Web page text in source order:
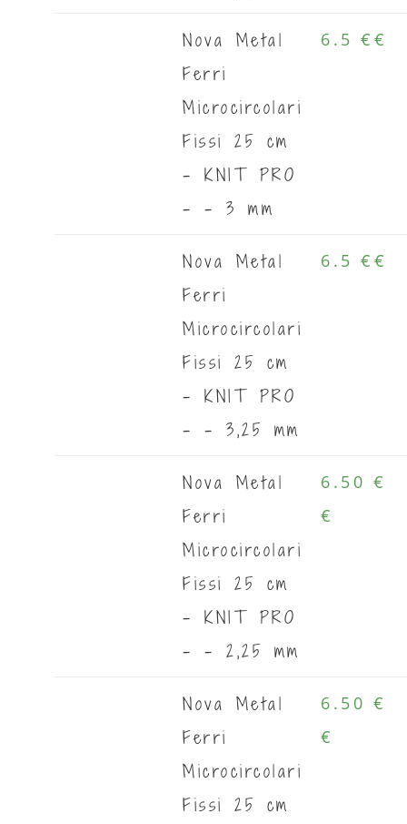
Nova Metal
Ferri
Microcircolari
Fissi 25 cm
- KNIT PRO
- - 3 mm
6.5 € €
Nova Metal
Ferri
Microcircolari
Fissi 25 cm
- KNIT PRO
- - 3,25 mm
6.5 € €
Nova Metal
Ferri
Microcircolari
Fissi 25 cm
- KNIT PRO
- - 2,25 mm
6.50 €
€
Nova Metal
Ferri
Microcircolari
Fissi 25 cm
6.50 €
€